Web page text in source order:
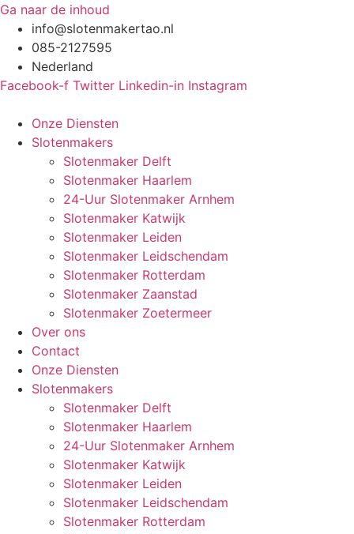
Ga naar de inhoud
info@slotenmakertao.nl
085-2127595
Nederland
Facebook-f Twitter Linkedin-in Instagram
Onze Diensten
Slotenmakers
Slotenmaker Delft
Slotenmaker Haarlem
24-Uur Slotenmaker Arnhem
Slotenmaker Katwijk
Slotenmaker Leiden
Slotenmaker Leidschendam
Slotenmaker Rotterdam
Slotenmaker Zaanstad
Slotenmaker Zoetermeer
Over ons
Contact
Onze Diensten
Slotenmakers
Slotenmaker Delft
Slotenmaker Haarlem
24-Uur Slotenmaker Arnhem
Slotenmaker Katwijk
Slotenmaker Leiden
Slotenmaker Leidschendam
Slotenmaker Rotterdam